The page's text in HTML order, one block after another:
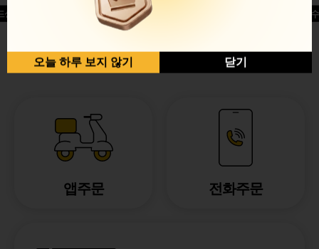
글윙
반반순살[레드+허니]
허니옥
앱주문 전화주문
오늘 하루 보지 않기 닫기